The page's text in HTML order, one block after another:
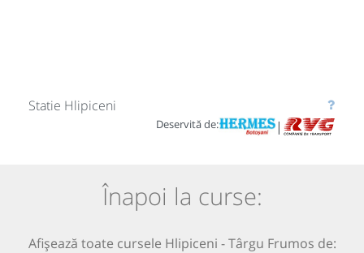
Statie Hlipiceni
Deservită de: |
Înapoi la curse:
Afișează toate cursele Hlipiceni - Târgu Frumos de: